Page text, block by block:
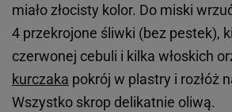
miało złocisty kolor. Do miski
4 przekrojone śliwki (bez pestek),
czerwonej cebuli i kilka włoskich
kurczaka pokrój w plastry i rozłóż
Wszystko skrop delikatnie oliwą.